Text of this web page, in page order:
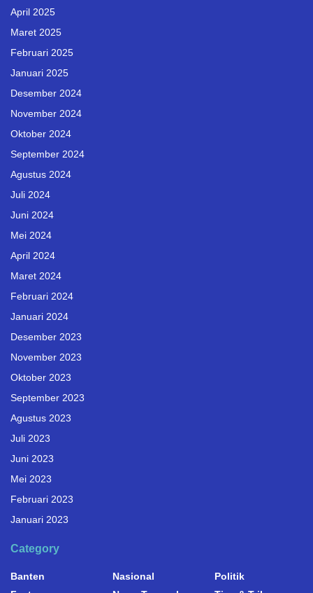
April 2025
Maret 2025
Februari 2025
Januari 2025
Desember 2024
November 2024
Oktober 2024
September 2024
Agustus 2024
Juli 2024
Juni 2024
Mei 2024
April 2024
Maret 2024
Februari 2024
Januari 2024
Desember 2023
November 2023
Oktober 2023
September 2023
Agustus 2023
Juli 2023
Juni 2023
Mei 2023
Februari 2023
Januari 2023
Category
Banten
Nasional
Politik